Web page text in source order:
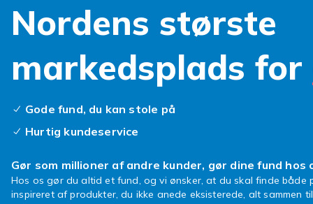
redskab for
kompakte
og navigation.
Køb
Nordens største
markedsplads for
Gode fund, du kan stole på
Hurtig kundeservice
Gør som millioner af andre kunder, gør dine fund hos
Hos os gør du altid et fund, og vi ønsker, at du skal finde både
inspireret af produkter, du ikke anede eksisterede, alt sammen